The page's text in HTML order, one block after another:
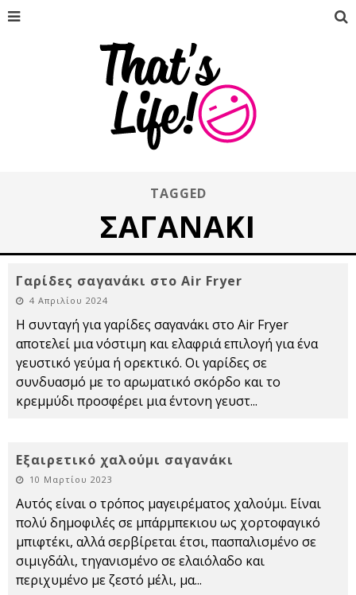
TAGGED
ΣΑΓΑΝΆΚΙ
Γαρίδες σαγανάκι στο Air Fryer
4 Απριλίου 2024
Η συνταγή για γαρίδες σαγανάκι στο Air Fryer
αποτελεί μια νόστιμη και ελαφριά επιλογή για ένα
γευστικό γεύμα ή ορεκτικό. Οι γαρίδες σε
συνδυασμό με το αρωματικό σκόρδο και το
κρεμμύδι προσφέρει μια έντονη γευστ...
Εξαιρετικό χαλούμι σαγανάκι
10 Μαρτίου 2023
Αυτός είναι ο τρόπος μαγειρέματος χαλούμι. Είναι
πολύ δημοφιλές σε μπάρμπεκιου ως χορτοφαγικό
μπιφτέκι, αλλά σερβίρεται έτσι, πασπαλισμένο σε
σιμιγδάλι, τηγανισμένο σε ελαιόλαδο και
περιχυμένο με ζεστό μέλι, μα...